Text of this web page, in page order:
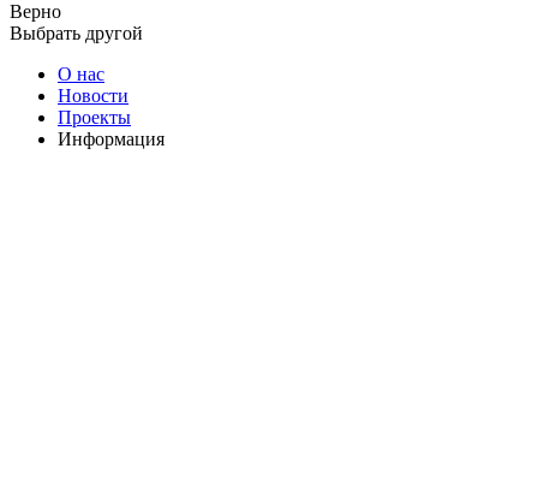
Верно
Выбрать другой
О нас
Новости
Проекты
Информация